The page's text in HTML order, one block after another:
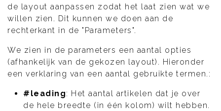
de layout aanpassen zodat het laat zien wat we
willen zien. Dit kunnen we doen aan de
rechterkant in de "Parameters".
We zien in de parameters een aantal opties
(afhankelijk van de gekozen layout). Hieronder
een verklaring van een aantal gebruikte termen.:
#leading: Het aantal artikelen dat je over
de hele breedte (in één kolom) wilt hebben.